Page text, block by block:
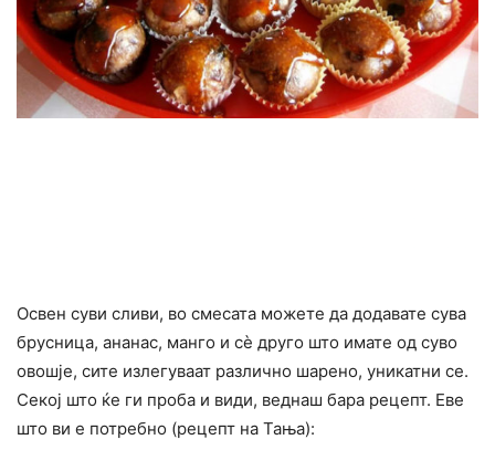
Освен суви сливи, во смесата можете да додавате сува
брусница, ананас, манго и сè друго што имате од суво
овошје, сите излегуваат различно шарено, уникатни се.
Секој што ќе ги проба и види, веднаш бара рецепт. Еве
што ви е потребно (рецепт на Тања):